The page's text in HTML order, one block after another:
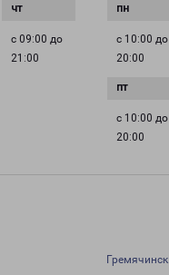
с 09:00 до
21:00
с 10:00 до
20:00
с 10:00 до
20:00
Гремячинск